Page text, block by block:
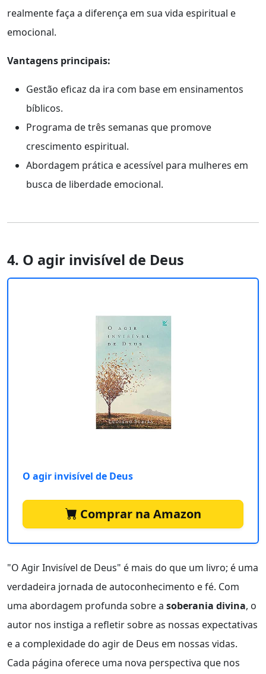
realmente faça a diferença em sua vida espiritual e
emocional.
Vantagens principais:
Gestão eficaz da ira com base em ensinamentos
bíblicos.
Programa de três semanas que promove
crescimento espiritual.
Abordagem prática e acessível para mulheres em
busca de liberdade emocional.
4. O agir invisível de Deus
O agir invisível de Deus
Comprar na Amazon
"O Agir Invisível de Deus" é mais do que um livro; é uma
verdadeira jornada de autoconhecimento e fé. Com
uma abordagem profunda sobre a soberania divina, o
autor nos instiga a refletir sobre as nossas expectativas
e a complexidade do agir de Deus em nossas vidas.
Cada página oferece uma nova perspectiva que nos